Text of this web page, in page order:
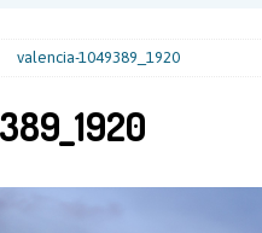
valencia-1049389_1920